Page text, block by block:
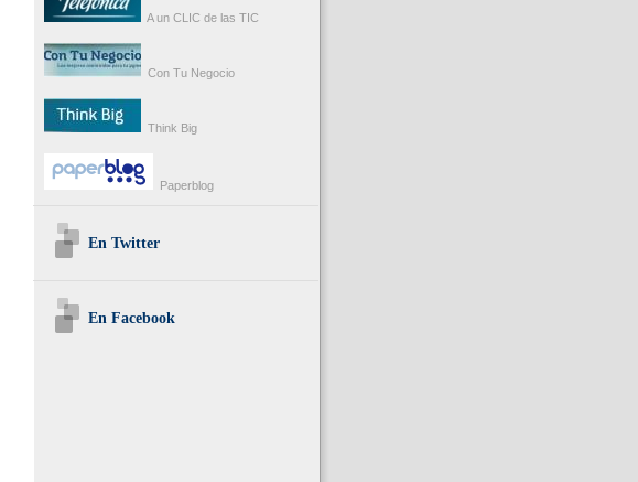
A un CLIC de las TIC
Con Tu Negocio
Think Big
Paperblog
En Twitter
En Facebook